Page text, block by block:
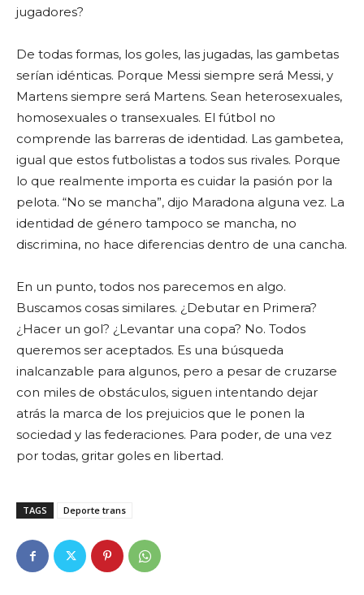
jugadores?
De todas formas, los goles, las jugadas, las gambetas
serían idénticas. Porque Messi siempre será Messi, y
Martens siempre será Martens. Sean heterosexuales,
homosexuales o transexuales. El fútbol no
comprende las barreras de identidad. Las gambetea,
igual que estos futbolistas a todos sus rivales. Porque
lo que realmente importa es cuidar la pasión por la
pelota. “No se mancha”, dijo Maradona alguna vez. La
identidad de género tampoco se mancha, no
discrimina, no hace diferencias dentro de una cancha.
En un punto, todos nos parecemos en algo.
Buscamos cosas similares. ¿Debutar en Primera?
¿Hacer un gol? ¿Levantar una copa? No. Todos
queremos ser aceptados. Es una búsqueda
inalcanzable para algunos, pero a pesar de cruzarse
con miles de obstáculos, siguen intentando dejar
atrás la marca de los prejuicios que le ponen la
sociedad y las federaciones. Para poder, de una vez
por todas, gritar goles en libertad.
TAGS Deporte trans